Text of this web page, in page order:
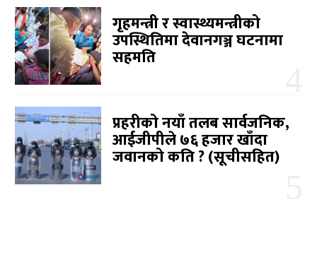
गृहमन्त्री र स्वास्थ्यमन्त्रीको
उपस्थितिमा देवानगञ्ज घटनामा
सहमति
प्रहरीको नयाँ तलब सार्वजनिक,
आईजीपीले ७६ हजार खाँदा
जवानको कति ? (सूचीसहित)